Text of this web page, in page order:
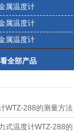
属温度计
属温度计
属温度计
全部产品
WTZ-288的测量方法
式温度计WTZ-288的